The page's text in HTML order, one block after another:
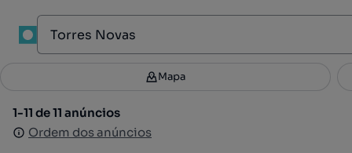
Filtros 3
1-11 de 11 anúncios
Ordem dos anúncios
Mapa
1-11 de 11 anúncios
Ordem dos anúncios